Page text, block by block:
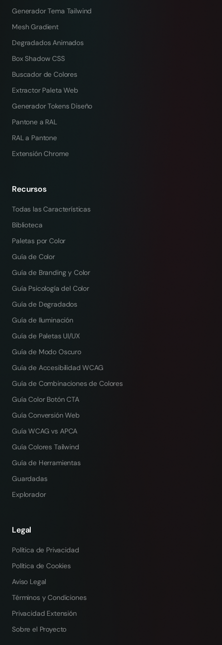
Generador Tema Tailwind
Mesh Gradient
Degradados Animados
Box Shadow CSS
Buscador de Colores
Extractor Paleta Web
Generador Tokens Diseño
Pantone a RAL
RAL a Pantone
Extensión Chrome
Recursos
Todas las Características
Biblioteca
Paletas por Color
Guía de Color
Guía de Branding y Color
Guía Psicología del Color
Guía de Degradados
Guía de Iluminación
Guía de Paletas UI/UX
Guía de Modo Oscuro
Guía de Accesibilidad WCAG
Guía de Combinaciones de Colores
Guía Color Botón CTA
Guía Conversión Web
Guía WCAG vs APCA
Guía Colores Tailwind
Guía de Herramientas
Guardadas
Explorador
Legal
Política de Privacidad
Política de Cookies
Aviso Legal
Términos y Condiciones
Privacidad Extensión
Sobre el Proyecto